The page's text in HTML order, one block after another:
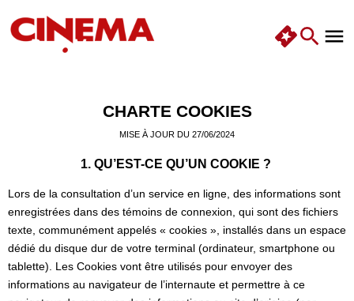
CHARTE COOKIES
MISE À JOUR DU 27/06/2024
1. QU’EST-CE QU’UN COOKIE ?
Lors de la consultation d’un service en ligne, des informations sont
enregistrées dans des témoins de connexion, qui sont des fichiers
texte, communément appelés « cookies », installés dans un espace
dédié du disque dur de votre terminal (ordinateur, smartphone ou
tablette). Les Cookies vont être utilisés pour envoyer des
informations au navigateur de l’internaute et permettre à ce